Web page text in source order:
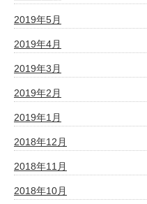
2019年5月
2019年4月
2019年3月
2019年2月
2019年1月
2018年12月
2018年11月
2018年10月